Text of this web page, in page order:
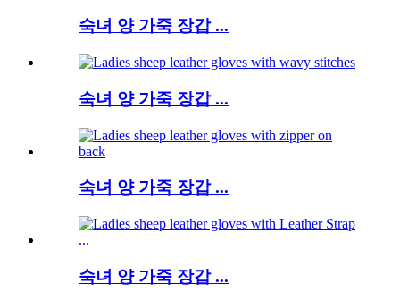
숙녀 양 가죽 장갑 ...
숙녀 양 가죽 장갑 ...
숙녀 양 가죽 장갑 ...
숙녀 양 가죽 장갑 ...